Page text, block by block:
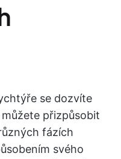
se dozvíte
přizpůsobit
fázích
svého